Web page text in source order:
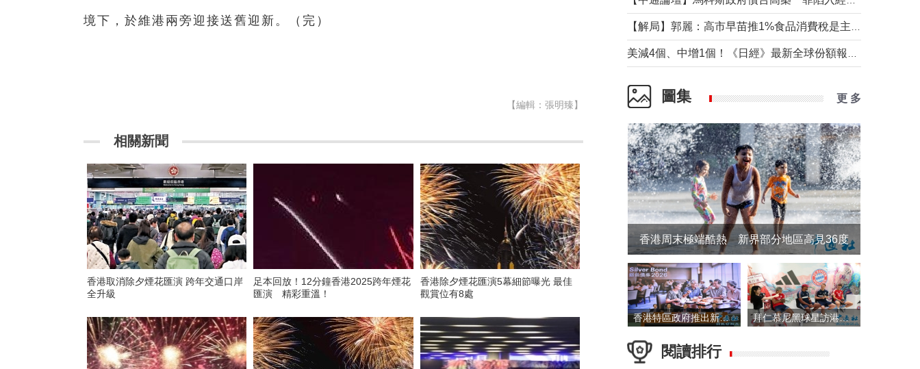
境下，於維港兩旁迎接送舊迎新。（完）
【編輯：張明臻】
相關新聞
香港取消除夕煙花匯演 跨年交通口岸
全升級‌
足本回放！12分鐘香港2025跨年煙花
匯演 精彩重溫！
香港除夕煙花匯演5幕細節曝光 最佳
觀賞位有8處
圖集 更 多
香港周末極端酷熱 新界部分地區高見36度
香港特區政府推出新一批銀色債券 每手1萬元保底息4.25厘 拜仁慕尼黑球星訪港 與球迷近距離互動
閱讀排行